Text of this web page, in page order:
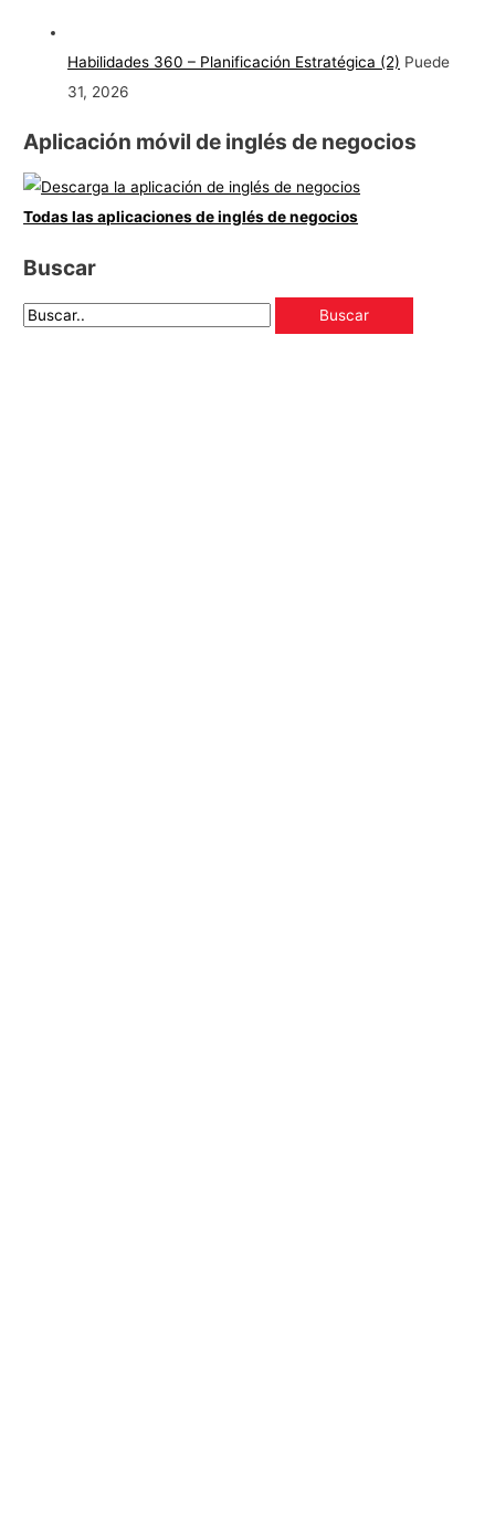
Habilidades 360 – Planificación Estratégica (2) Puede
31, 2026
Aplicación móvil de inglés de negocios
Todas las aplicaciones de inglés de negocios
Buscar